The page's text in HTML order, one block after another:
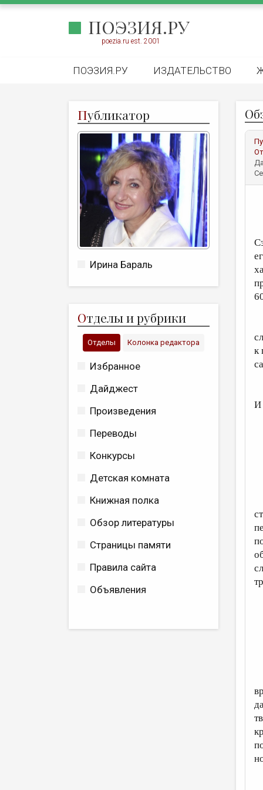
ПОЭЗИЯ.РУ
poezia.ru est. 2001
ПОЭЗИЯ.РУ ИЗДАТЕЛЬСТВО
Публикатор
Ирина Бараль
Отделы и рубрики
Отделы Колонка редактора
Избранное
Дайджест
Произведения
Переводы
Конкурсы
Детская комната
Книжная полка
Обзор литературы
Страницы памяти
Правила сайта
Объявления
к
И